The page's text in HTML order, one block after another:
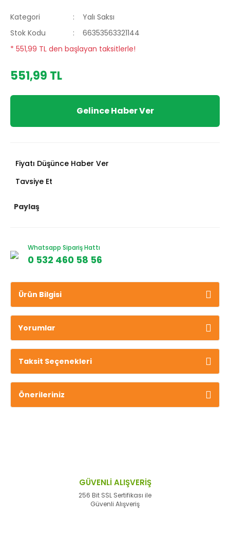
Kategori
Yalı Saksı
Stok Kodu
66353563321144
* 551,99 TL den başlayan taksitlerle!
551,99 TL
Gelince Haber Ver
Fiyatı Düşünce Haber Ver
Tavsiye Et
Paylaş
Whatsapp Sipariş Hattı
0 532 460 58 56
Ürün Bilgisi
Yorumlar
Taksit Seçenekleri
Önerileriniz
GÜVENLİ ALIŞVERİŞ
256 Bit SSL Sertifikası ile
Güvenli Alışveriş